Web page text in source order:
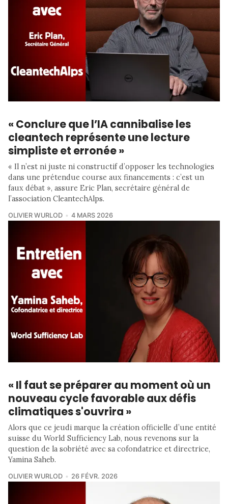
« Conclure que l’IA cannibalise les
cleantech représente une lecture
simpliste et erronée »
« Il n’est ni juste ni constructif d’opposer les technologies
dans une prétendue course aux financements : c’est un
faux débat », assure Eric Plan, secrétaire général de
l’association CleantechAlps.
OLIVIER WURLOD 4 MARS 2026
« Il faut se préparer au moment où un
nouveau cycle favorable aux défis
climatiques s'ouvrira »
Alors que ce jeudi marque la création officielle d’une entité
suisse du World Sufficiency Lab, nous revenons sur la
question de la sobriété avec sa cofondatrice et directrice,
Yamina Saheb.
OLIVIER WURLOD 26 FÉVR. 2026